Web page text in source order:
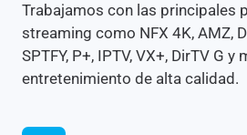
Trabajamos con las principales
streaming como NFX 4K, AMZ,
SPTFY, P+, IPTV, VX+, DirTV G
entretenimiento de alta calidad.